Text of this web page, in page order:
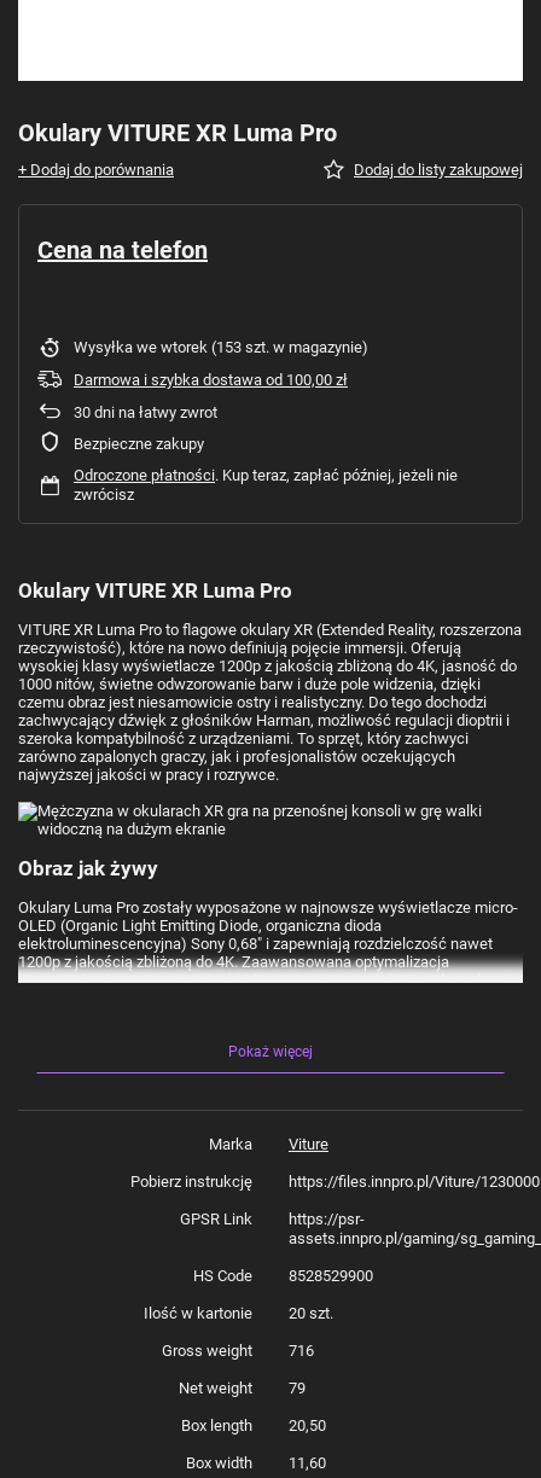
Okulary VITURE XR Luma Pro
+ Dodaj do porównania Dodaj do listy zakupowej
Cena na telefon
Wysyłka we wtorek (153 szt. w magazynie)
Darmowa i szybka dostawa od 100,00 zł
30 dni na łatwy zwrot
Bezpieczne zakupy
Odroczone płatności. Kup teraz, zapłać później, jeżeli nie
zwrócisz
Okulary VITURE XR Luma Pro
VITURE XR Luma Pro to flagowe okulary XR (Extended Reality, rozszerzona
rzeczywistość), które na nowo definiują pojęcie immersji. Oferują
wysokiej klasy wyświetlacze 1200p z jakością zbliżoną do 4K, jasność do
1000 nitów, świetne odwzorowanie barw i duże pole widzenia, dzięki
czemu obraz jest niesamowicie ostry i realistyczny. Do tego dochodzi
zachwycający dźwięk z głośników Harman, możliwość regulacji dioptrii i
szeroka kompatybilność z urządzeniami. To sprzęt, który zachwyci
zarówno zapalonych graczy, jak i profesjonalistów oczekujących
najwyższej jakości w pracy i rozrywce.
Obraz jak żywy
Okulary Luma Pro zostały wyposażone w najnowsze wyświetlacze micro-
OLED (Organic Light Emitting Diode, organiczna dioda
elektroluminescencyjna) Sony 0,68" i zapewniają rozdzielczość nawet
1200p z jakością zbliżoną do 4K. Zaawansowana optymalizacja
gwarantuje niesamowitą ostrość i bogactwo szczegółów, a pole widzenia
czytelny obraz nawet w trudnych warunkach oświetleniowych. Możesz też
zarówno w ciemnym pokoju, jak i w pełnym słońcu. Co więcej, parametr
DeltaE (Delta Error, różnica odwzorowania kolorów mierzona względem
ciepłych tonów zachodu słońca po najdrobniejsze niuanse odcieni w
Pełna personalizacja widzenia
Możliwość dostosowania dioptrii w zakresie do -4,0D sprawia, że nawet
potrzeby zakładania dodatkowych okularów czy soczewek. Ponadto
Pokaż więcej
Marka Viture
Pobierz instrukcję https://files.innpro.pl/Viture/
GPSR Link
https://psr-
assets.innpro.pl/gaming/
HS Code 8528529900
Ilość w kartonie 20 szt.
Gross weight 716
Net weight 79
Box length 20,50
Box width 11,60